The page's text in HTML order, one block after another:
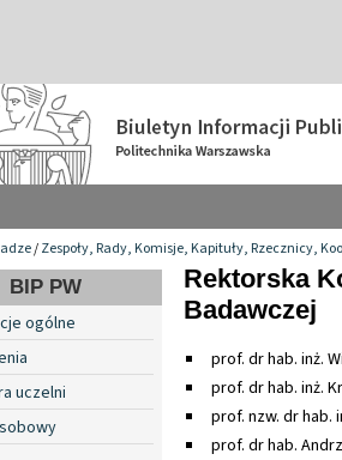
/Zespoły, Rady, Komisje, Kapituły, Rzecznicy,
BIP PW
ogólne
uczelni
Rektorska
Badawczej
prof. dr hab. inż.
prof. dr hab. inż.
prof. nzw. dr hab.
prof. dr hab.